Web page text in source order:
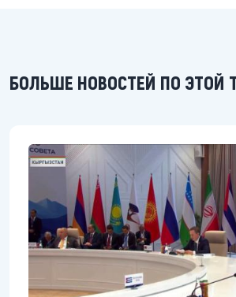
БОЛЬШЕ НОВОСТЕЙ ПО ЭТОЙ